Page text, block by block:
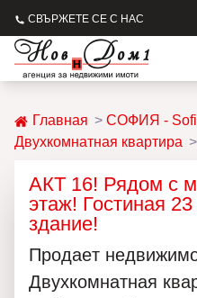
СВЪРЖЕТЕ СЕ С НАС
Главная
СОФИЯ -
Двухкомнатная квартира
АКТ 16! Рядом с
этаж! Гостиная
здание!
Продаeт
Двухкомнатная